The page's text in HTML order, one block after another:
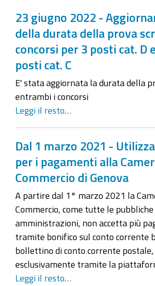
23 giugno 2022 -
della durata della prova
concorsi per 3 posti cat. D
posti cat. C
E' stata aggiornata la durata della
entrambi i concorsi
Leggi il resto…
Dal 1 marzo 2021 -
per i pagamenti alla
Commercio di Genova
A partire dal 1° marzo 2021 la
Commercio, come tutte le pubbliche
amministrazioni, non accetta più
tramite bonifico sul conto corrente
bollettino di conto corrente postale,
esclusivamente tramite la
Leggi il resto…